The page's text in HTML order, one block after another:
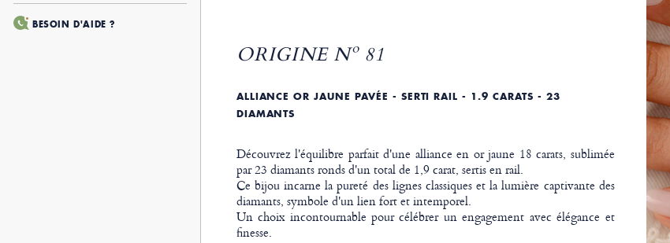
BESOIN D'AIDE ?
ORIGINE Nº 81
ALLIANCE OR JAUNE PAVÉE - SERTI RAIL - 1.9 CARATS - 23
DIAMANTS
Découvrez l'équilibre parfait d'une alliance en or jaune 18 carats, sublimée
par 23 diamants ronds d'un total de 1,9 carat, sertis en rail.
Ce bijou incarne la pureté des lignes classiques et la lumière captivante des
diamants, symbole d'un lien fort et intemporel.
Un choix incontournable pour célébrer un engagement avec élégance et
finesse.